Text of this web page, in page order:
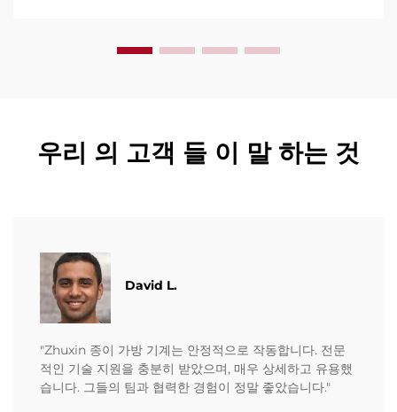
우리 의 고객 들 이 말 하는 것
David L.
"Zhuxin 종이 가방 기계는 안정적으로 작동합니다. 전문
적인 기술 지원을 충분히 받았으며, 매우 상세하고 유용했
습니다. 그들의 팀과 협력한 경험이 정말 좋았습니다."